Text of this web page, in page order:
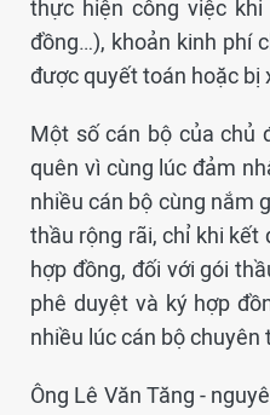
thực hiện công việc
đồng…), khoản kinh phí
được quyết toán hoặc bị
Một số cán bộ của chủ
quên vì cùng lúc đảm
nhiều cán bộ cùng nắm
thầu rộng rãi, chỉ khi kết
hợp đồng, đối với gói
phê duyệt và ký hợp
nhiều lúc cán bộ
Ông Lê Văn Tăng -